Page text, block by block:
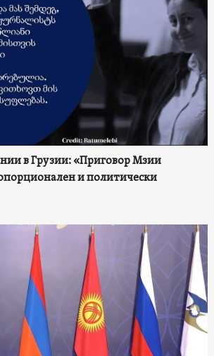
в Грузии: «Приговор Мзии
и политически